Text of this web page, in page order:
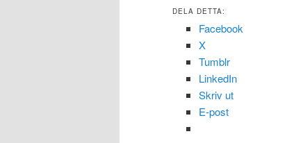
DELA DETTA:
Facebook
X
Tumblr
LinkedIn
Skriv ut
E-post